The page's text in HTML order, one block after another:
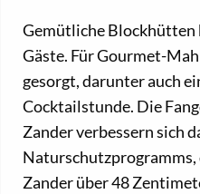
Gemütliche Blockhütten
Gäste. Für Gourmet-
gesorgt, darunter auch
Cocktailstunde. Die
Zander verbessern sich
Naturschutzprogramms,
Zander über 48